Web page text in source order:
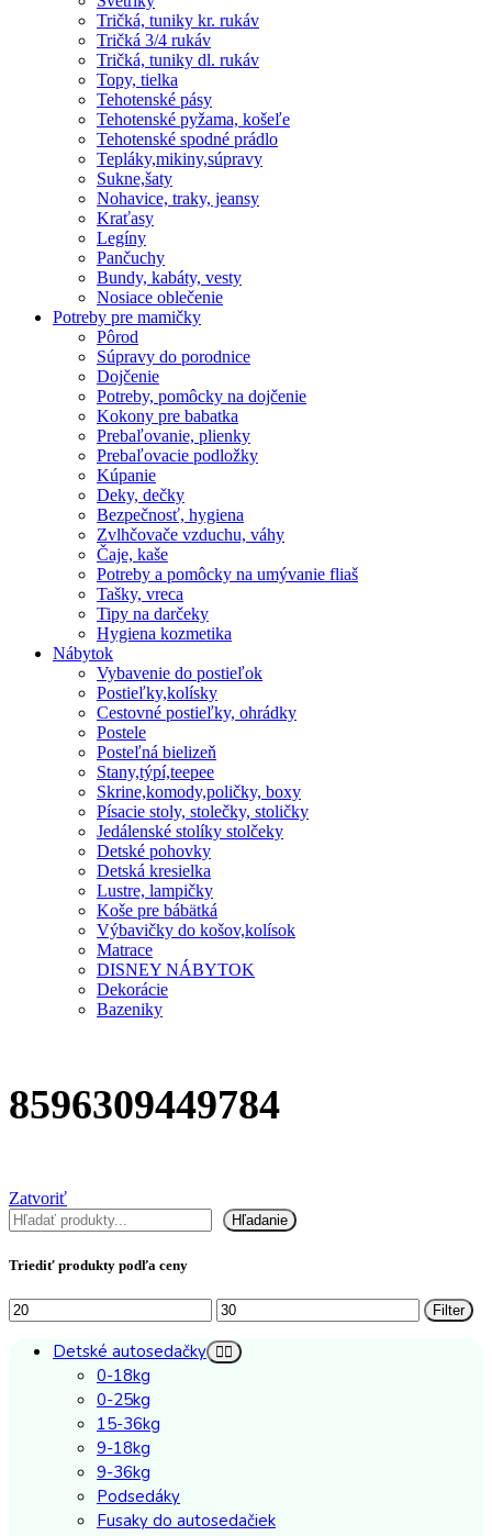
Tričká, tuniky kr. rukáv
Tričká 3/4 rukáv
Tričká, tuniky dl. rukáv
Topy, tielka
Tehotenské pásy
Tehotenské pyžama, košeľe
Tehotenské spodné prádlo
Tepláky,mikiny,súpravy
Sukne,šaty
Nohavice, traky, jeansy
Kraťasy
Legíny
Pančuchy
Bundy, kabáty, vesty
Nosiace oblečenie
Potreby pre mamičky
Pôrod
Súpravy do porodnice
Dojčenie
Potreby, pomôcky na dojčenie
Kokony pre babatka
Prebaľovanie, plienky
Prebaľovacie podložky
Kúpanie
Deky, dečky
Bezpečnosť, hygiena
Zvlhčovače vzduchu, váhy
Čaje, kaše
Potreby a pomôcky na umývanie fliaš
Tašky, vreca
Tipy na darčeky
Hygiena kozmetika
Nábytok
Vybavenie do postieľok
Postieľky,kolísky
Cestovné postieľky, ohrádky
Postele
Posteľná bielizeň
Stany,týpí,teepee
Skrine,komody,poličky, boxy
Písacie stoly, stolečky, stoličky
Jedálenské stolíky stolčeky
Detské pohovky
Detská kresielka
Lustre, lampičky
Koše pre bábätká
Výbavičky do košov,kolísok
Matrace
DISNEY NÁBYTOK
Dekorácie
Bazeniky
8596309449784
Zatvoriť
Hľadať
Hľadanie
Triediť produkty podľa ceny
Minimálna
cena
Maximálna
cena
Filter
Detské autosedačky
0-18kg
0-25kg
15-36kg
9-18kg
9-36kg
Podsedáky
Fusaky do autosedačiek